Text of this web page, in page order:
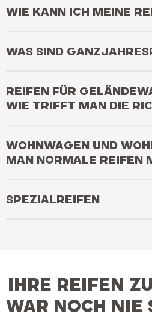
WIE KANN ICH MEINE
WAS SIND
REIFEN FÜR
WIE TRIFFT MAN DIE
WOHNWAGEN UND
MAN NORMALE REIFEN
SPEZIALREIFEN
IHRE REIFEN
WAR NOCH NIE